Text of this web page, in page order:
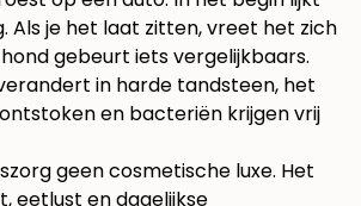
Als je het laat zitten, vreet het zich
gebeurt iets vergelijkbaars.
in harde tandsteen, het
en bacteriën krijgen vrij
geen cosmetische luxe. Het
eetlust en dagelijkse